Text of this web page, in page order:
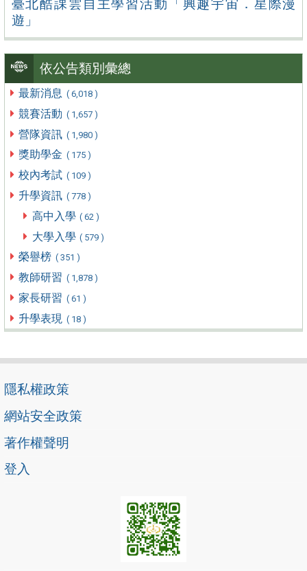
臺北酷課雲自主學習活動「興趣宇宙．星際漫
遊」
依公告類別彙總
最新消息 ( 6,018 )
競賽活動 ( 1,657 )
營隊資訊 ( 1,980 )
獎助學金 ( 175 )
校內考試 ( 109 )
升學資訊 ( 778 )
高中入學 ( 62 )
大學入學 ( 579 )
榮譽榜 ( 351 )
教師研習 ( 1,878 )
家長研習 ( 61 )
升學表現 ( 18 )
隱私權政策
網站安全政策
著作權聲明
登入